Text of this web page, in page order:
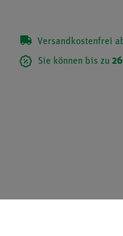
Versandkostenfrei
Sie können bis zu 26